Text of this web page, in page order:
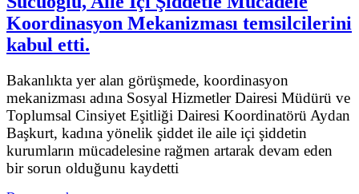
Koordinasyon Mekanizması temsilcilerini
kabul etti.
Bakanlıkta yer alan görüşmede, koordinasyon
mekanizması adına Sosyal Hizmetler Dairesi Müdürü ve
Toplumsal Cinsiyet Eşitliği Dairesi Koordinatörü Aydan
Başkurt, kadına yönelik şiddet ile aile içi şiddetin
kurumların mücadelesine rağmen artarak devam eden
bir sorun olduğunu kaydetti